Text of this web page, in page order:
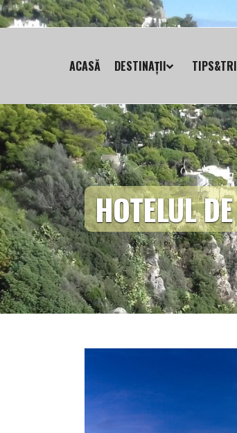
ACASĂ DESTINAȚII
HOTELUL